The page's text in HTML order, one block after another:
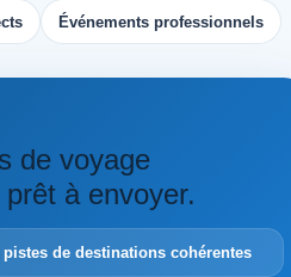
Événements professionnels
de voyage
à envoyer.
pistes de destinations cohérentes